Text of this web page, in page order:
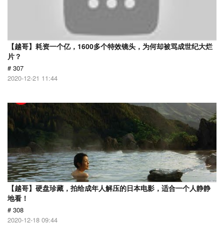
【越哥】耗资一个亿，1600多个特效镜头，为何却被骂成世纪大烂
片？
# 307
2020-12-21 11:44
【越哥】硬盘珍藏，拍给成年人解压的日本电影，适合一个人静静
地看！
# 308
2020-12-18 09:44